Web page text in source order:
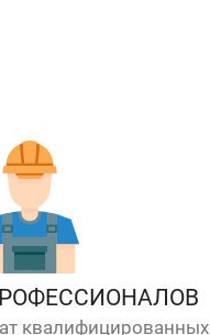
квалифицированных